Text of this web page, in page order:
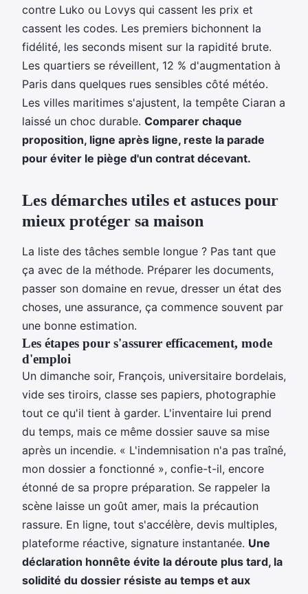
contre Luko ou Lovys qui cassent les prix et
cassent les codes. Les premiers bichonnent la
fidélité, les seconds misent sur la rapidité brute.
Les quartiers se réveillent, 12 % d'augmentation à
Paris dans quelques rues sensibles côté météo.
Les villes maritimes s'ajustent, la tempête Ciaran a
laissé un choc durable. Comparer chaque
proposition, ligne après ligne, reste la parade
pour éviter le piège d'un contrat décevant.
Les démarches utiles et astuces pour
mieux protéger sa maison
La liste des tâches semble longue ? Pas tant que
ça avec de la méthode. Préparer les documents,
passer son domaine en revue, dresser un état des
choses, une assurance, ça commence souvent par
une bonne estimation.
Les étapes pour s'assurer efficacement, mode
d'emploi
Un dimanche soir, François, universitaire bordelais,
vide ses tiroirs, classe ses papiers, photographie
tout ce qu'il tient à garder. L'inventaire lui prend
du temps, mais ce même dossier sauve sa mise
après un incendie. « L'indemnisation n'a pas traîné,
mon dossier a fonctionné », confie-t-il, encore
étonné de sa propre préparation. Se rappeler la
scène laisse un goût amer, mais la précaution
rassure. En ligne, tout s'accélère, devis multiples,
plateforme réactive, signature instantanée. Une
déclaration honnête évite la déroute plus tard, la
solidité du dossier résiste au temps et aux